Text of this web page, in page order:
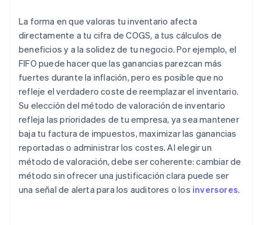
La forma en que valoras tu inventario afecta
directamente a tu cifra de COGS, a tus cálculos de
beneficios y a la solidez de tu negocio. Por ejemplo, el
FIFO puede hacer que las ganancias parezcan más
fuertes durante la inflación, pero es posible que no
refleje el verdadero coste de reemplazar el inventario.
Su elección del método de valoración de inventario
refleja las prioridades de tu empresa, ya sea mantener
baja tu factura de impuestos, maximizar las ganancias
reportadas o administrar los costes. Al elegir un
método de valoración, debe ser coherente: cambiar de
método sin ofrecer una justificación clara puede ser
una señal de alerta para los auditores o los inversores.